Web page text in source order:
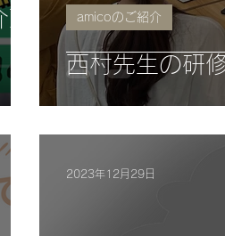
西村先生の研
amicoのご紹介
2023年12月29日